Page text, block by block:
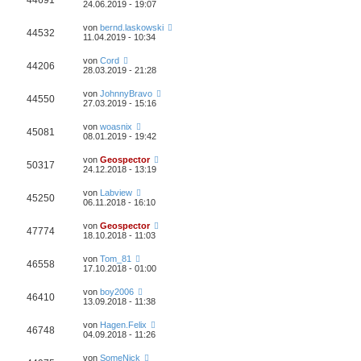
24.06.2019 - 19:07
44532 von bernd.laskowski
11.04.2019 - 10:34
44206 von Cord
28.03.2019 - 21:28
44550 von JohnnyBravo
27.03.2019 - 15:16
45081 von woasnix
08.01.2019 - 19:42
50317 von Geospector
24.12.2018 - 13:19
45250 von Labview
06.11.2018 - 16:10
47774 von Geospector
18.10.2018 - 11:03
46558 von Tom_81
17.10.2018 - 01:00
46410 von boy2006
13.09.2018 - 11:38
46748 von Hagen.Felix
04.09.2018 - 11:26
von SomeNick